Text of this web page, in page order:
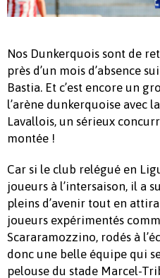
Nos Dunkerquois sont de
près d’un mois d’absence
Bastia. Et c’est encore un
l’arène dunkerquoise avec
Lavallois, un sérieux
montée !
Car si le club relégué en
joueurs à l’intersaison, il a
pleins d’avenir tout en
joueurs expérimentés
Scararamozzino, rodés à
donc une belle équipe qui
pelouse du stade Marcel-